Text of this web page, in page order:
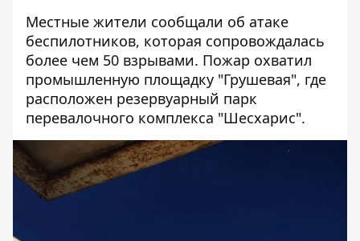
Местные жители сообщали об атаке
беспилотников, которая сопровождалась
более чем 50 взрывами. Пожар охватил
промышленную площадку "Грушевая", где
расположен резервуарный парк
перевалочного комплекса "Шесхарис".